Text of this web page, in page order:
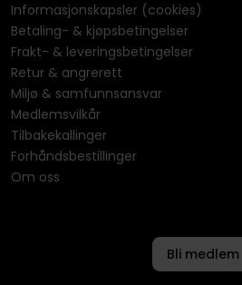
Informasjonskapsler (cookies)
Betaling- & kjøpsbetingelser
Frakt- & leveringsbetingelser
Retur & angrerett
Miljø & samfunnsansvar
Medlemsvilkår
Tilbakekallinger
Forhåndsbestillinger
Om oss
Bli medlem